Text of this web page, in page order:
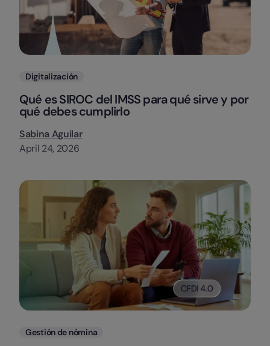
Categorias
Digitalización
Qué es SIROC del IMSS para qué sirve y por
qué debes cumplirlo
Sabina Aguilar
April 24, 2026
Categorias
Gestión de nómina